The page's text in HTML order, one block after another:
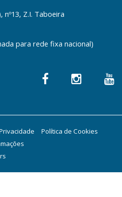
nº13, Z.I. Taboeira
para rede fixa nacional)
Política de Cookies